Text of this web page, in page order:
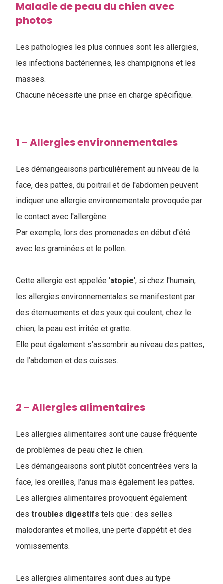
Maladie de peau du chien avec
photos
Les pathologies les plus connues sont les allergies,
les infections bactériennes, les champignons et les
masses.
Chacune nécessite une prise en charge spécifique.
1 - Allergies environnementales
Les démangeaisons particulièrement au niveau de la
face, des pattes, du poitrail et de l'abdomen peuvent
indiquer une allergie environnementale provoquée par
le contact avec l'allergène.
Par exemple, lors des promenades en début d'été
avec les graminées et le pollen.
Cette allergie est appelée 'atopie', si chez l'humain,
les allergies environnementales se manifestent par
des éternuements et des yeux qui coulent, chez le
chien, la peau est irritée et gratte.
Elle peut également s’assombrir au niveau des pattes,
de l’abdomen et des cuisses.
2 - Allergies alimentaires
Les allergies alimentaires sont une cause fréquente
de problèmes de peau chez le chien.
Les démangeaisons sont plutôt concentrées vers la
face, les oreilles, l'anus mais également les pattes.
Les allergies alimentaires provoquent également
des troubles digestifs tels que : des selles
malodorantes et molles, une perte d'appétit et des
vomissements.
Les allergies alimentaires sont dues au type